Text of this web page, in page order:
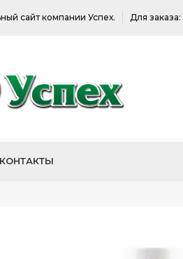
сайт компании Успех. Для заказа:
КОНТАКТЫ